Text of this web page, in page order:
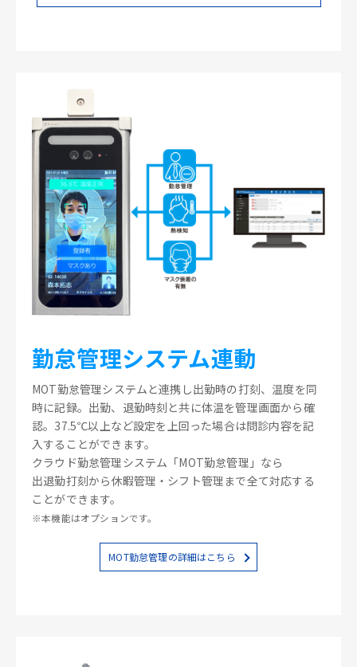
勤怠管理システム連動
MOT勤怠管理システムと連携し出勤時の打刻、温度を同
時に記録。出勤、退勤時刻と共に体温を管理画面から確
認。37.5℃以上など設定を上回った場合は問診内容を記
入することができます。
クラウド勤怠管理システム「MOT勤怠管理」なら
出退勤打刻から休暇管理・シフト管理まで全て対応する
ことができます。
※本機能はオプションです。
MOT勤怠管理の詳細はこちら